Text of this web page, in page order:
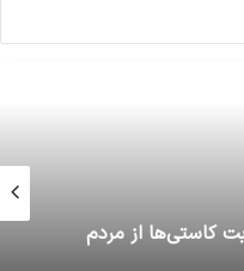
کاستی‌ها از مردم